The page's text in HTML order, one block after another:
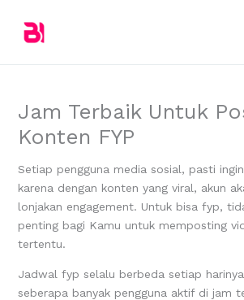
content
Jam Terbaik Untuk
Konten FYP
Setiap pengguna media sosial, pasti
karena dengan konten yang viral, akun
lonjakan engagement. Untuk bisa fyp,
penting bagi Kamu untuk memposting
tertentu.
Jadwal fyp selalu berbeda setiap
seberapa banyak pengguna aktif di jam